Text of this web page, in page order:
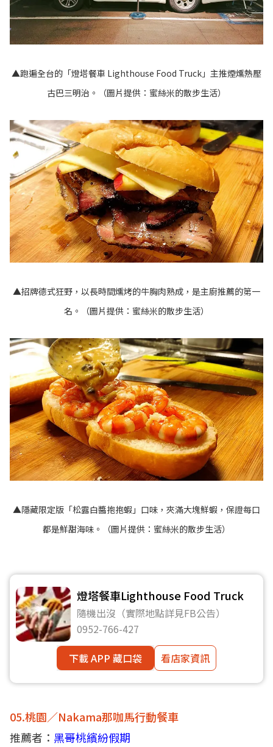
▲跑遍全台的「燈塔餐車 Lighthouse Food Truck」主推煙燻熱壓
古巴三明治。（圖片提供：蜜絲米的散步生活）
▲招牌德式狂野，以長時間燻烤的牛胸肉熟成，是主廚推薦的第一
名。（圖片提供：蜜絲米的散步生活）
▲隱藏限定版「松露白醬抱抱蝦」口味，夾滿大塊鮮蝦，保證每口
都是鮮甜海味。（圖片提供：蜜絲米的散步生活）
燈塔餐車Lighthouse Food Truck
隨機出沒（實際地點詳見FB公告）
0952-766-427
下載 APP 藏口袋
看店家資訊
05.桃園／Nakama那咖馬行動餐車
推薦者： 黑哥桃繽紛假期